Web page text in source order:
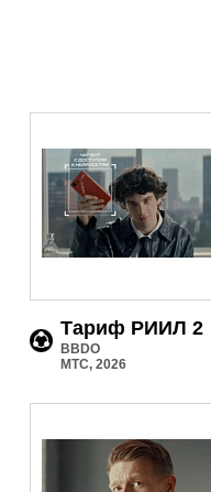
Тариф РИИЛ 2
BBDO
МТС, 2026